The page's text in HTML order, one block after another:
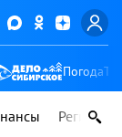
Погода
Регионы